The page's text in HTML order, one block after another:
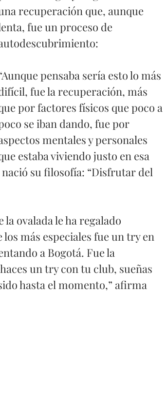
recuperación que, aunque
fue un proceso de
pensaba sería esto lo más
fue la recuperación, más
por factores físicos que poco a
se iban dando, fue por
mentales y personales
estaba viviendo justo en esa
su filosofía: “Disfrutar del
ovalada le ha regalado
más especiales fue un try en
a Bogotá. Fue la
un try con tu club, sueñas
hasta el momento,” afirma